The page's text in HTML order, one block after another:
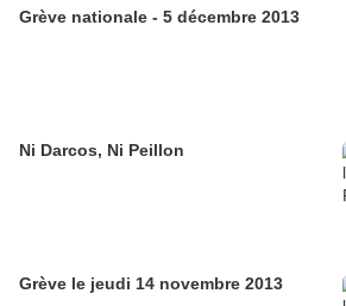
Grève nationale - 5 décembre 2013
Ni Darcos, Ni Peillon
Grève le jeudi 14 novembre 2013